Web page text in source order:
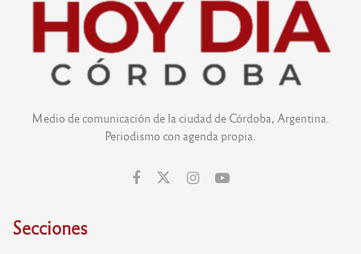
Medio de comunicación de la ciudad de Córdoba, Argentina.
Periodismo con agenda propia.
Secciones